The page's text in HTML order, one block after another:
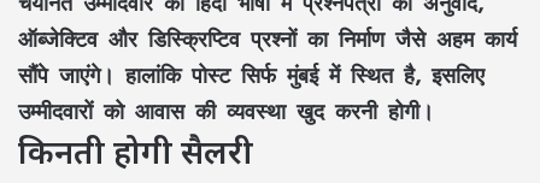
ऑब्जेक्टिव और डिस्क्रिप्टिव प्रश्नों का निर्माण जैसे अहम कार्य
सौंपे जाएंगे। हालांकि पोस्ट सिर्फ मुंबई में स्थित है, इसलिए
उम्मीदवारों को आवास की व्यवस्था खुद करनी होगी।
किनती होगी सैलरी